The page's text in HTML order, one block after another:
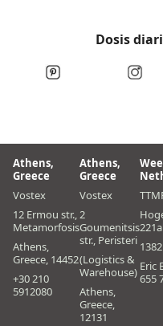
Dosis
Athens,
Greece
Vostex
12 Ermou str.,
Metamorfosis
Athens,
Greece, 14452
+30 210
5912080
Athens,
Greece
Vostex
2
Goumenitsis
str., Peristeri
(Logistics &
Warehouse)
Athens,
Greece,
12131
221a
Eric
655